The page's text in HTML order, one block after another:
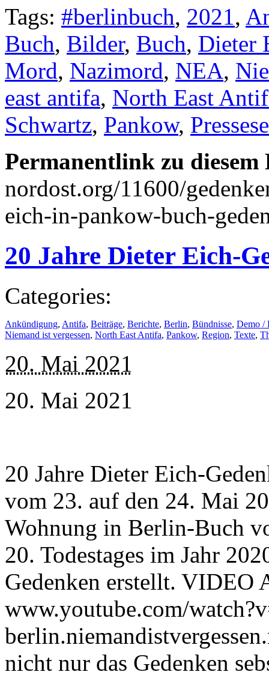
Tags: #berlinbuch, 2021,
Buch, Bilder, Buch, Dieter
Mord, Nazimord, NEA,
east antifa, North East
Schwartz, Pankow,
Permanentlink zu
nordost.org/11600/
eich-in-pankow-buch-
20 Jahre Dieter Eich-
Categories:
Ankündigung, Antifa, Beiträge, Berichte, Berlin, Bündnisse, Demo /
Niemand ist vergessen, North East Antifa, Pankow, Region, Texte,
20. Mai 2021
20. Mai 2021
20 Jahre Dieter Eich-
vom 23. auf den 24. Mai
Wohnung in Berlin-Buch
20. Todestages im Jahr
Gedenken erstellt. VIDEO
www.youtube.com/
nicht nur das Gedenken